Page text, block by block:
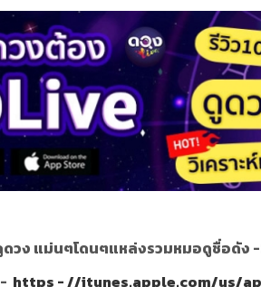
วง แม่นๆโดนๆแหล่งรวมหมอดูชื่อดัง
https - //itunes.apple.com/us/